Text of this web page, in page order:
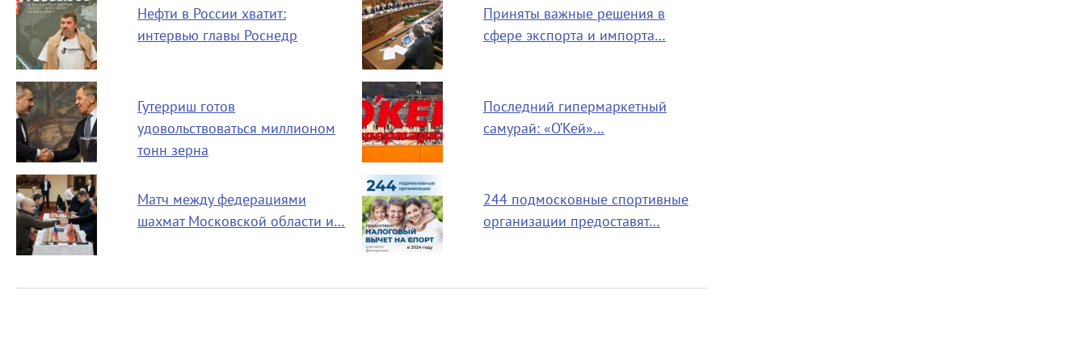
Нефти в России хватит:
интервью главы Роснедр
Приняты важные решения в
сфере экспорта и импорта…
Гутерриш готов
удовольствоваться миллионом
тонн зерна
Последний гипермаркетный
самурай: «О’Кей»…
Матч между федерациями
шахмат Московской области и…
244 подмосковные спортивные
организации предоставят…